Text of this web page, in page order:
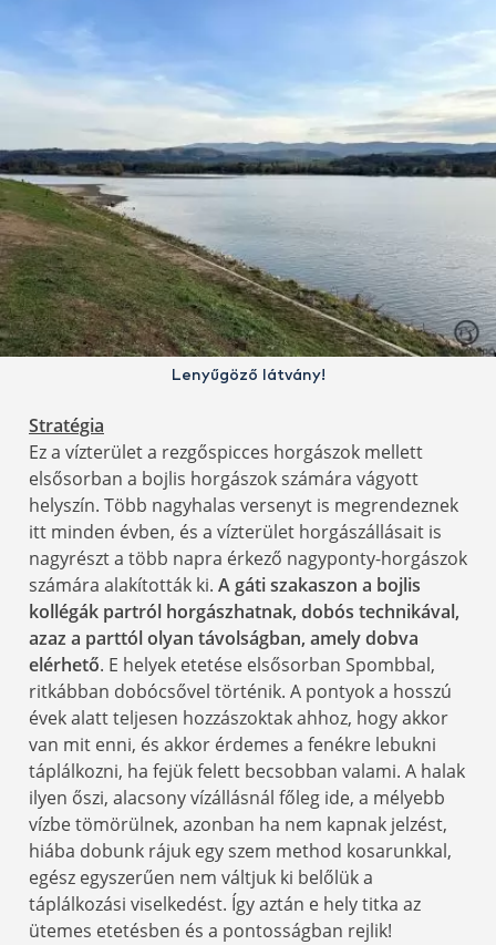
Lenyűgöző látvány!
Stratégia
Ez a vízterület a rezgőspicces horgászok mellett
elsősorban a bojlis horgászok számára vágyott
helyszín. Több nagyhalas versenyt is megrendeznek
itt minden évben, és a vízterület horgászállásait is
nagyrészt a több napra érkező nagyponty-horgászok
számára alakították ki. A gáti szakaszon a bojlis
kollégák partról horgászhatnak, dobós technikával,
azaz a parttól olyan távolságban, amely dobva
elérhető. E helyek etetése elsősorban Spombbal,
ritkábban dobócsővel történik. A pontyok a hosszú
évek alatt teljesen hozzászoktak ahhoz, hogy akkor
van mit enni, és akkor érdemes a fenékre lebukni
táplálkozni, ha fejük felett becsobban valami. A halak
ilyen őszi, alacsony vízállásnál főleg ide, a mélyebb
vízbe tömörülnek, azonban ha nem kapnak jelzést,
hiába dobunk rájuk egy szem method kosarunkkal,
egész egyszerűen nem váltjuk ki belőlük a
táplálkozási viselkedést. Így aztán e hely titka az
ütemes etetésben és a pontosságban rejlik!